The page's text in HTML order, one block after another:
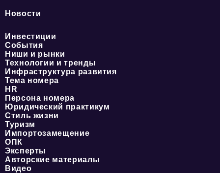
Новости
Инвестиции
События
Ниши и рынки
Технологии и тренды
Инфраструктура развития
Тема номера
HR
Персона номера
Юридический практикум
Стиль жизни
Туризм
Импортозамещение
ОПК
Эксперты
Авторские материалы
Видео